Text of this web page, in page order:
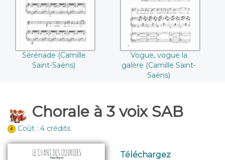
Sérénade (Camille
Saint-Saëns)
Vogue, vogue la
galère (Camille Saint-
Saëns)
Chorale à 3 voix SAB
Coût : 4 crédits
Téléchargez